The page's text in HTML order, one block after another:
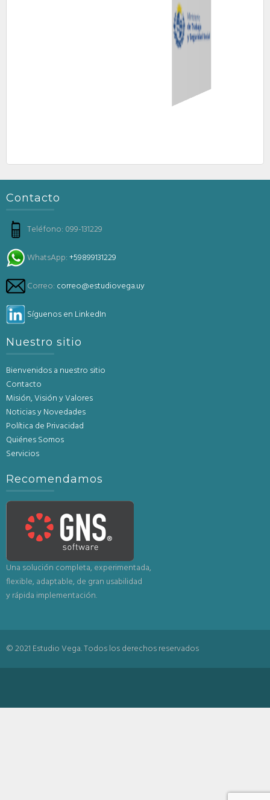
Contacto
Teléfono: 099-131229
WhatsApp:+59899131229
Correo: correo@estudiovega.uy
Síguenos en LinkedIn
Nuestro sitio
Bienvenidos a nuestro sitio
Contacto
Misión, Visión y Valores
Noticias y Novedades
Política de Privacidad
Quiénes Somos
Servicios
Recomendamos
Una solución completa, experimentada,
flexible, adaptable, de gran usabilidad
y rápida implementación.
© 2021 Estudio Vega. Todos los derechos reservados